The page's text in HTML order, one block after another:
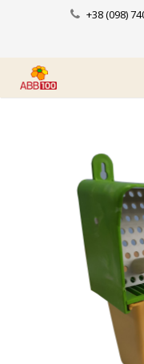
+38 (098)
Доставка і оплата